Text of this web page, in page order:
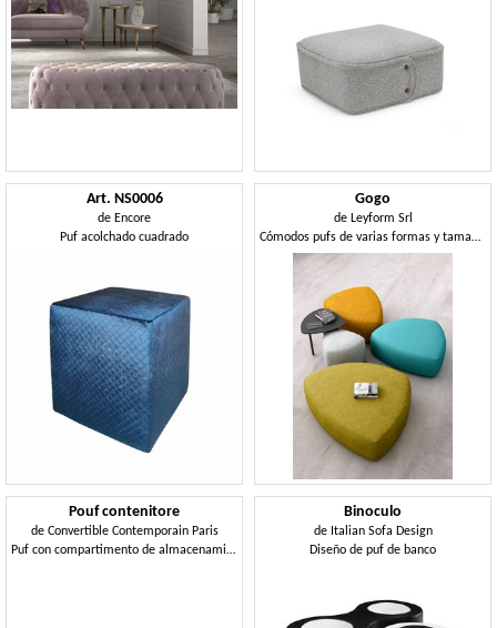
Art. NS0006
de Encore
Puf acolchado cuadrado
Gogo
de Leyform Srl
Cómodos pufs de varias formas y tamaños.
Pouf contenitore
de Convertible Contemporain Paris
Puf con compartimento de almacenamiento
Binoculo
de Italian Sofa Design
Diseño de puf de banco